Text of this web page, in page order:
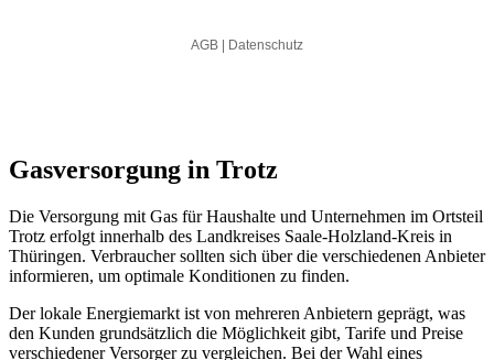
Gasversorgung in Trotz
Die Versorgung mit Gas für Haushalte und Unternehmen im Ortsteil
Trotz erfolgt innerhalb des Landkreises Saale-Holzland-Kreis in
Thüringen. Verbraucher sollten sich über die verschiedenen Anbieter
informieren, um optimale Konditionen zu finden.
Der lokale Energiemarkt ist von mehreren Anbietern geprägt, was
den Kunden grundsätzlich die Möglichkeit gibt, Tarife und Preise
verschiedener Versorger zu vergleichen. Bei der Wahl eines